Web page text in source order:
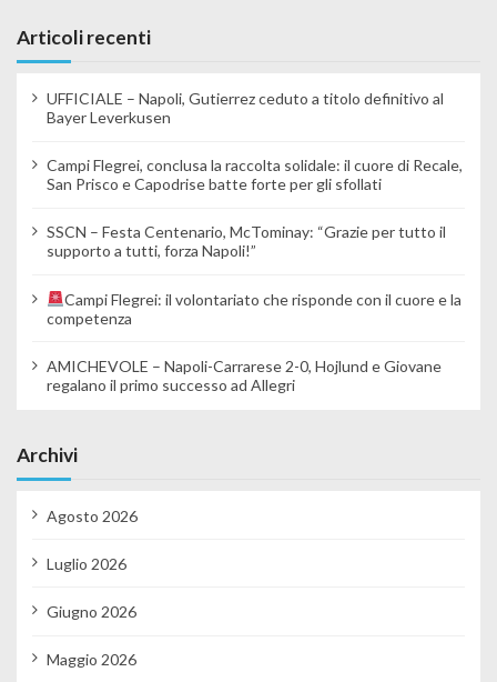
Articoli recenti
UFFICIALE – Napoli, Gutierrez ceduto a titolo definitivo al
Bayer Leverkusen
Campi Flegrei, conclusa la raccolta solidale: il cuore di Recale,
San Prisco e Capodrise batte forte per gli sfollati
SSCN – Festa Centenario, McTominay: “Grazie per tutto il
supporto a tutti, forza Napoli!”
Campi Flegrei: il volontariato che risponde con il cuore e la
competenza
AMICHEVOLE – Napoli-Carrarese 2-0, Hojlund e Giovane
regalano il primo successo ad Allegri
Archivi
Agosto 2026
Luglio 2026
Giugno 2026
Maggio 2026